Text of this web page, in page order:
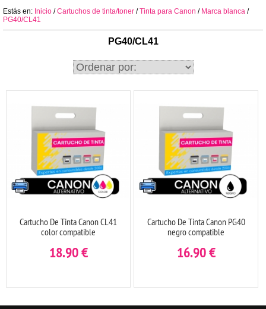
Estás en: Inicio /Cartuchos de tinta/toner /Tinta para Canon / Marca blanca /
PG40/CL41
PG40/CL41
Cartucho De Tinta Canon CL41
color compatible
18.90€
Cartucho De Tinta Canon PG40
negro compatible
16.90€